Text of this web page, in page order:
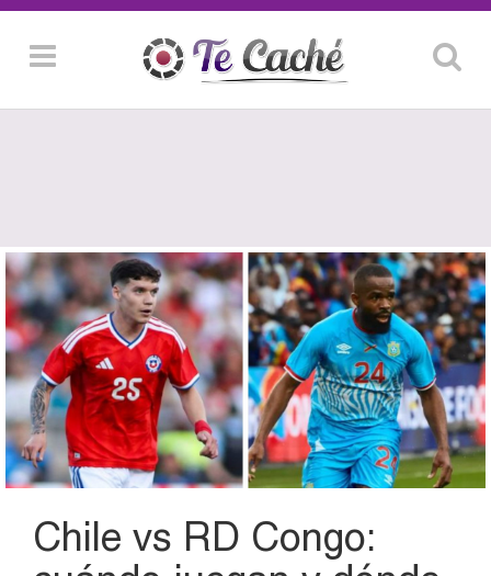
Chile vs RD Congo: